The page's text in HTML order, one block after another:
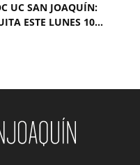
UC SAN JOAQUÍN:
ESTE LUNES 10...